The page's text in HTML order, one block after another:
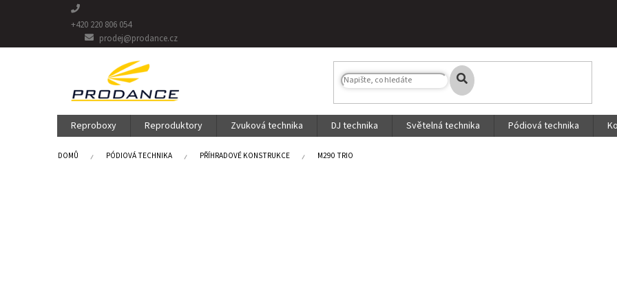
+420 220 806 054
prodej@prodance.cz
Reproboxy Reproduktory Zvuková technika DJ technika Světelná technika Pódiová technika
DOMŮ PÓDIOVÁ TECHNIKA PŘÍHRADOVÉ KONSTRUKCE M290 TRIO